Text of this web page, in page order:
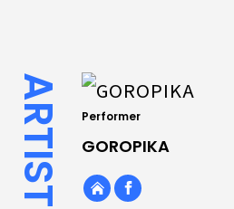
ARTIST Performer
GOROPIKA